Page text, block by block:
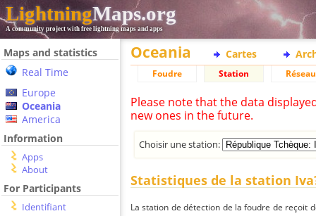
LightningMaps.org
A community project with free lightning maps and apps
Maps and statistics
Real Time
Europe
Oceania
America
Information
Apps
About
For Participants
Identifiant
Oceania Cartes
Foudre Station Réseau
Please note that the data
new ones in the future.
Choisir une station:
Statistiques de la station
La station de détection de la foudre de reçoit